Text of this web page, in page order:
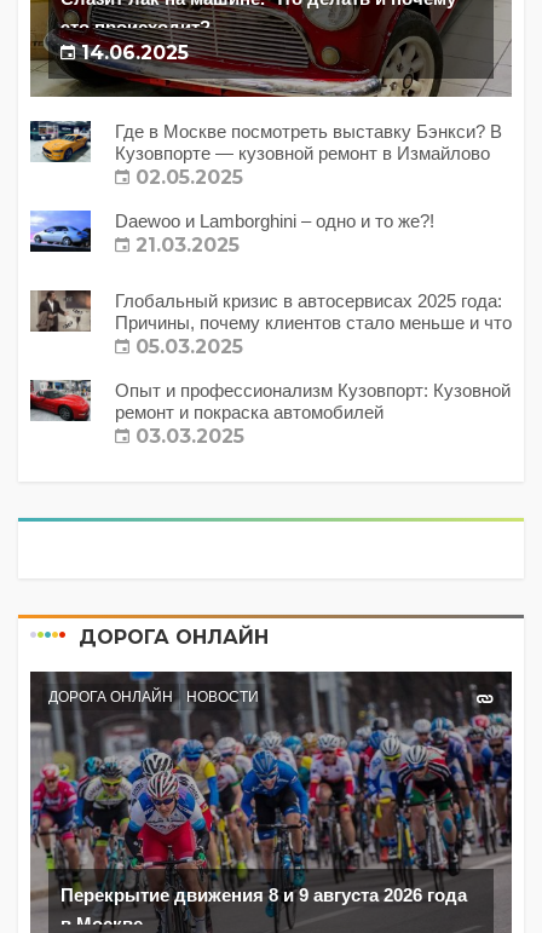
это происходит?
14.06.2025
Где в Москве посмотреть выставку Бэнкси? В
Кузовпорте — кузовной ремонт в Измайлово
02.05.2025
Daewoo и Lamborghini – одно и то же?!
21.03.2025
Глобальный кризис в автосервисах 2025 года:
Причины, почему клиентов стало меньше и что
с этим делать?
05.03.2025
Опыт и профессионализм Кузовпорт: Кузовной
ремонт и покраска автомобилей
03.03.2025
ДОРОГА ОНЛАЙН
ДОРОГА ОНЛАЙН НОВОСТИ
Перекрытие движения 8 и 9 августа 2026 года
в Москве